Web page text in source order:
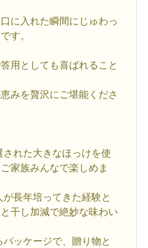
に入れた瞬間にじゅわっ
す。
用としても喜ばれること
みを贅沢にご堪能くださ
れた大きなほっけを使
家族みんなで楽しめま
長年培ってきた経験と
干し加減で絶妙な味わい
ッケージで、贈り物と